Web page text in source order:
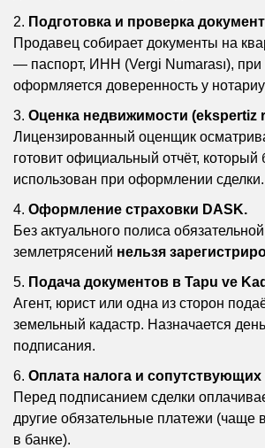
Подготовка и проверка
Продавец собирает документы на
— паспорт, ИНН (Vergi Numarası), при
оформляется доверенность у
Оценка недвижимости (ekspertiz
Лицензированный оценщик
готовит официальный отчёт, который
использован при оформлении сделки.
Оформление страховки DASK.
Без актуального полиса
землетрясений нельзя
Подача документов в Tapu ve
Агент, юрист или одна из сторон
земельный кадастр. Назначается
подписания.
Оплата налога и сопутствующих
Перед подписанием сделки
другие обязательные платежи (чаще
в банке).